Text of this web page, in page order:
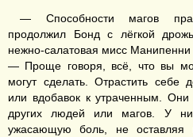
— Способности магов
продолжил Бонд с лёгкой
нежно-салатовая мисс Манипенни
— Проще говоря, всё, что вы
могут сделать. Отрастить себе
или вдобавок к утраченным. Они
других людей или магов. У
ужасающую боль, не оставляя